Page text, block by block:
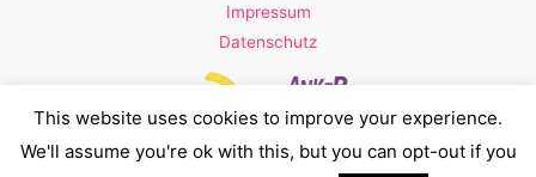
Impressum
Datenschutz
This website uses cookies to improve your experience.
We'll assume you're ok with this, but you can opt-out if you